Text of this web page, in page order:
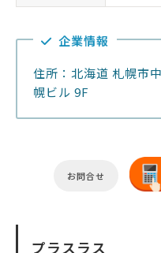
企業情報
住所：北海道 札幌市
幌ビル 9F
お問合せ
プラスラス